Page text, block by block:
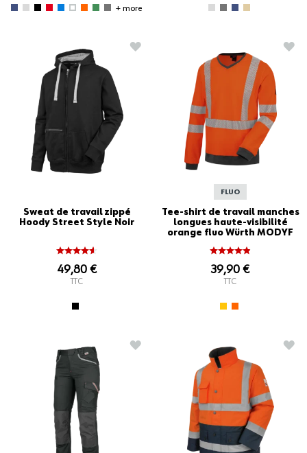
+ more
Sweat de travail zippé
Hoody Street Style Noir
49,80 €
TTC
AJOUTER À LA LISTE D'ACHATS
FLUO
Tee-shirt de travail manches
longues haute-visibilité
orange fluo Würth MODYF
39,90 €
TTC
AJOUTER À LA LISTE D'ACHATS